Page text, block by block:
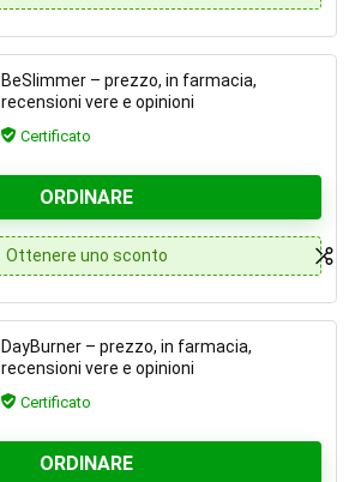
BeSlimmer – prezzo, in farmacia,
recensioni vere e opinioni
Certificato
ORDINARE
Ottenere uno sconto
DayBurner – prezzo, in farmacia,
recensioni vere e opinioni
Certificato
ORDINARE